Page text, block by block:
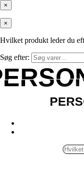
×
×
Hvilket produkt leder du
Søg efter: